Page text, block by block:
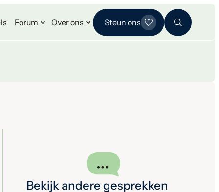
Forum Over ons Steun ons
Bekijk andere gesprekken